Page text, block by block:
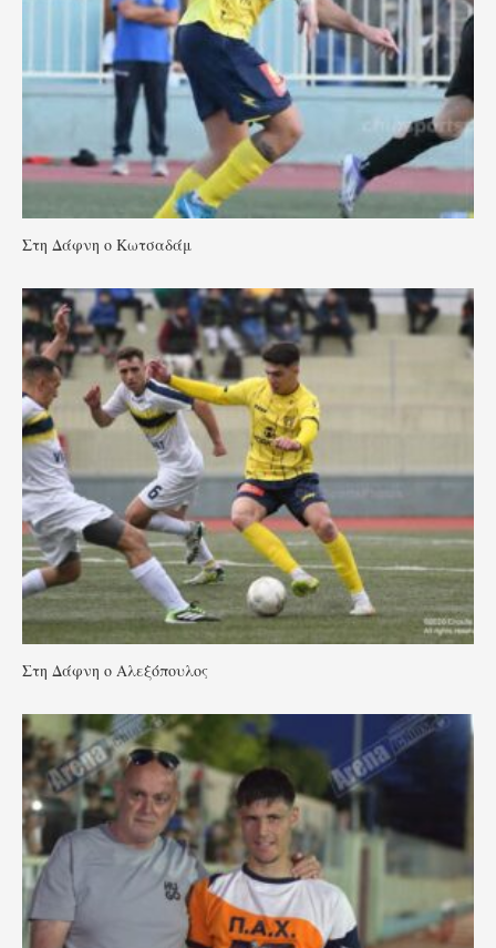
Στη Δάφνη ο Κωτσαδάμ
Στη Δάφνη ο Αλεξόπουλος